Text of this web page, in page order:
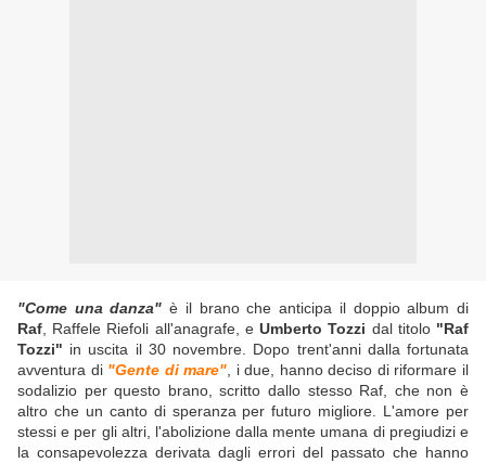
"Come una danza" è il brano che anticipa il doppio album di
Raf , Raffele Riefoli all'anagrafe, eUmberto Tozzi dal titolo "Raf
Tozzi" in uscita il 30 novembre. Dopo trent'anni dalla fortunata
avventura di "Gente di mare" , i due, hanno deciso di riformare il
sodalizio per questo brano, scritto dallo stesso Raf, che non è
altro che un canto di speranza per futuro migliore. L'amore per
stessi e per gli altri, l'abolizione dalla mente umana di pregiudizi e
la consapevolezza derivata dagli errori del passato che hanno